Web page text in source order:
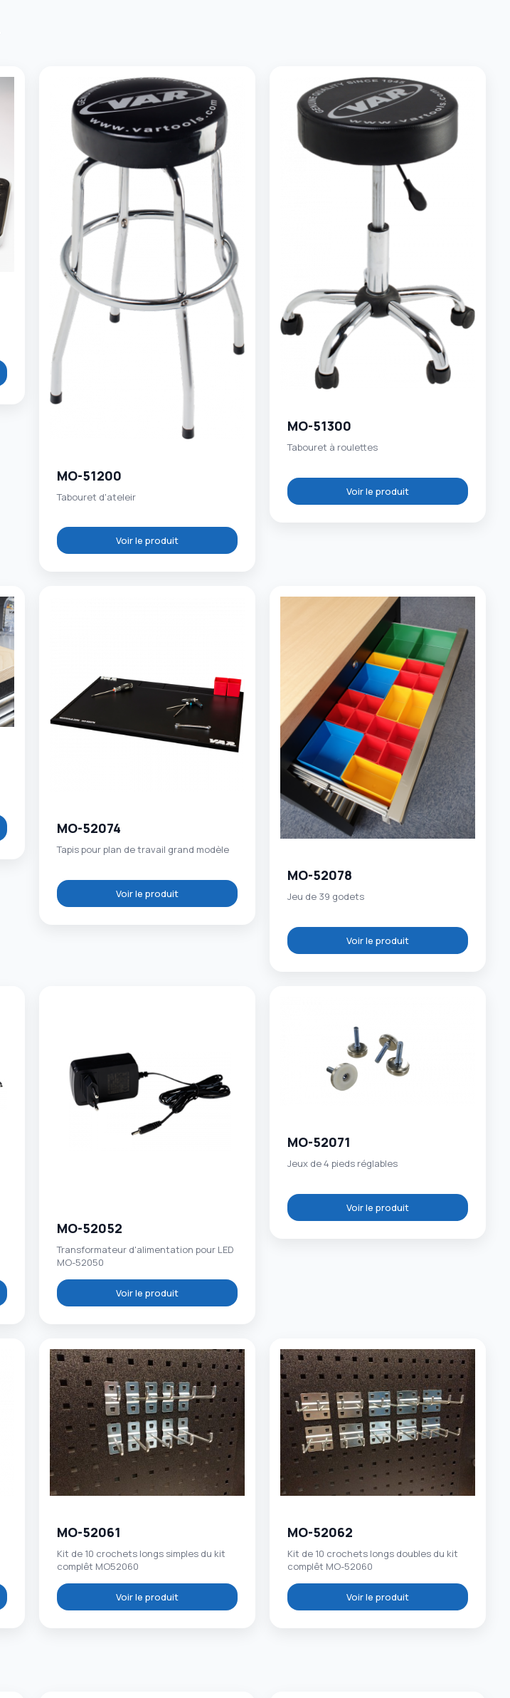
MO-51200
Tabouret d'ateleir
Voir le produit
MO-51300
Tabouret à roulettes
Voir le produit
MO-52074
Tapis pour plan de travail grand modèle
Voir le produit
MO-52078
Jeu de 39 godets
Voir le produit
MO-52052
Transformateur d'alimentation pour LED
MO-52050
Voir le produit
MO-52071
Jeux de 4 pieds réglables
Voir le produit
MO-52061
Kit de 10 crochets longs simples du kit
complêt MO52060
Voir le produit
MO-52062
Kit de 10 crochets longs doubles du kit
complêt MO-52060
Voir le produit